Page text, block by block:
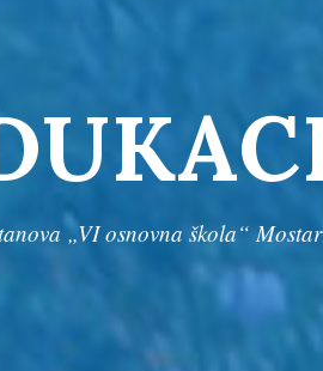
„VI osnovna škola“ Mostar